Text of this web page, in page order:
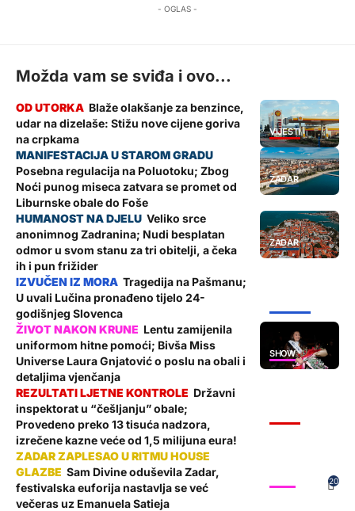
- OGLAS -
Možda vam se sviđa i ovo...
VIJESTI
Blaže olakšanje za benzince,
udar na dizelaše: Stižu nove cijene goriva
na crpkama
ZADAR
Posebna regulacija na Poluotoku; Zbog
Noći punog miseca zatvara se promet od
Liburnske obale do Foše
ZADAR
Veliko srce
anonimnog Zadranina; Nudi besplatan
odmor u svom stanu za tri obitelji, a čeka
ih i pun frižider
Tragedija na Pašmanu;
U uvali Lučina pronađeno tijelo 24-
godišnjeg Slovenca
SHOW
Lentu zamijenila
uniformom hitne pomoći; Bivša Miss
Universe Laura Gnjatović o poslu na obali i
detaljima vjenčanja
Državni
inspektorat u “češljanju” obale;
Provedeno preko 13 tisuća nadzora,
izrečene kazne veće od 1,5 milijuna eura!
20
Sam Divine oduševila Zadar,
festivalska euforija nastavlja se već
večeras uz Emanuela Satieja